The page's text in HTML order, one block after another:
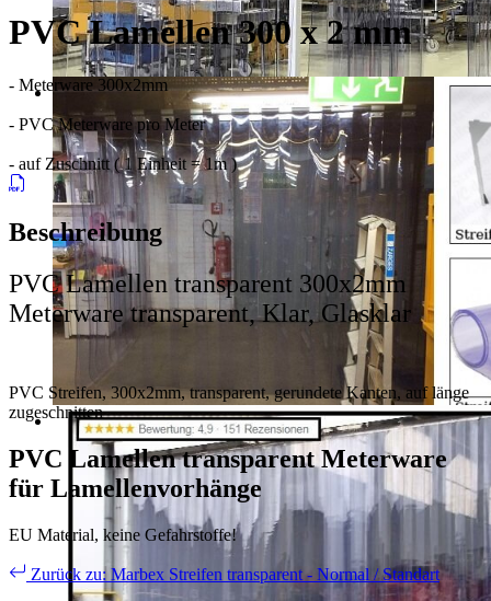
PVC Lamellen 300 x 2 mm
- Meterware 300x2mm
- PVC Meterware pro Meter
- auf Zuschnitt ( 1 Einheit = 1m )
Beschreibung
PVC Lamellen transparent 300x2mm
Meterware transparent,Klar,Glasklar
PVC Streifen, 300x2mm, transparent, gerundete Kanten, auf länge
zugeschnitten
PVC Lamellen transparent Meterware
für Lamellenvorhänge
EU Material, keine Gefahrstoffe!
Zurück zu: Marbex Streifen transparent - Normal / Standart